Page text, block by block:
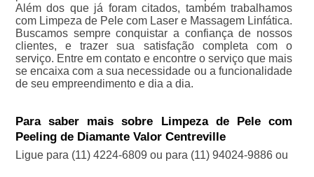
Além dos que já foram citados, também trabalhamos
com Limpeza de Pele com Laser e Massagem Linfática.
Buscamos sempre conquistar a confiança de nossos
clientes, e trazer sua satisfação completa com o
serviço. Entre em contato e encontre o serviço que mais
se encaixa com a sua necessidade ou a funcionalidade
de seu empreendimento e dia a dia.
Para saber mais sobre Limpeza de Pele com
Peeling de Diamante Valor Centreville
Ligue para (11) 4224-6809 ou para (11) 94024-9886ou